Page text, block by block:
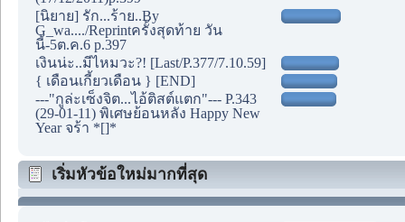
[นิยาย] รัก...ร้าย..By
G_wa..../Reprintครั้งสุดท้าย วัน
นี้-5ต.ค.6 p.397
เงินน่ะ..มีไหมวะ?! [Last/P.377/7.10.59]
{ เดือนเกี้ยวเดือน } [END]
---"กูล่ะเซ็งจิต...ไอ้ติสต์แตก"--- P.343
(29-01-11) พิเศษย้อนหลัง Happy New
Year จร้า *[]*
เริ่มหัวข้อใหม่มากที่สุด